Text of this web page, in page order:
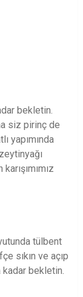
bekletin.
siz pirinç de
yapımında
tülbent
sıkın ve açıp
bekletin.